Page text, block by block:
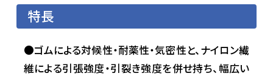
特長
●ゴムによる対候性・耐薬性・気密性と、ナイロン繊
維による引張強度・引裂き強度を併せ持ち、幅広い